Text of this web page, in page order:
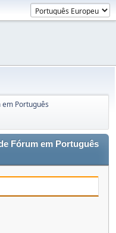
em Português
Fórum em Português